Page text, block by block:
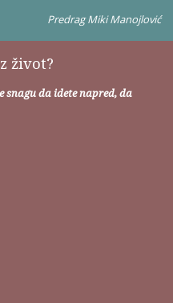
Predrag Miki Manojlović
život?
snagu da idete napred, da